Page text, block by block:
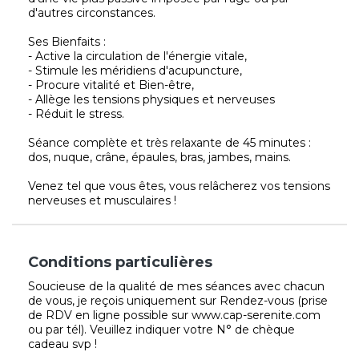
d'autres circonstances.
Ses Bienfaits :
- Active la circulation de l'énergie vitale,
- Stimule les méridiens d'acupuncture,
- Procure vitalité et Bien-être,
- Allège les tensions physiques et nerveuses
- Réduit le stress.
Séance complète et très relaxante de 45 minutes :
dos, nuque, crâne, épaules, bras, jambes, mains.
Venez tel que vous êtes, vous relâcherez vos tensions
nerveuses et musculaires !
Conditions particulières
Soucieuse de la qualité de mes séances avec chacun
de vous, je reçois uniquement sur Rendez-vous (prise
de RDV en ligne possible sur www.cap-serenite.com
ou par tél). Veuillez indiquer votre N° de chèque
cadeau svp !